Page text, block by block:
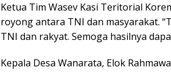
Ketua Tim Wasev Kasi Teritorial
royong antara TNI dan masyarakat.
TNI dan rakyat. Semoga hasilnya
Kepala Desa Wanarata, Elok